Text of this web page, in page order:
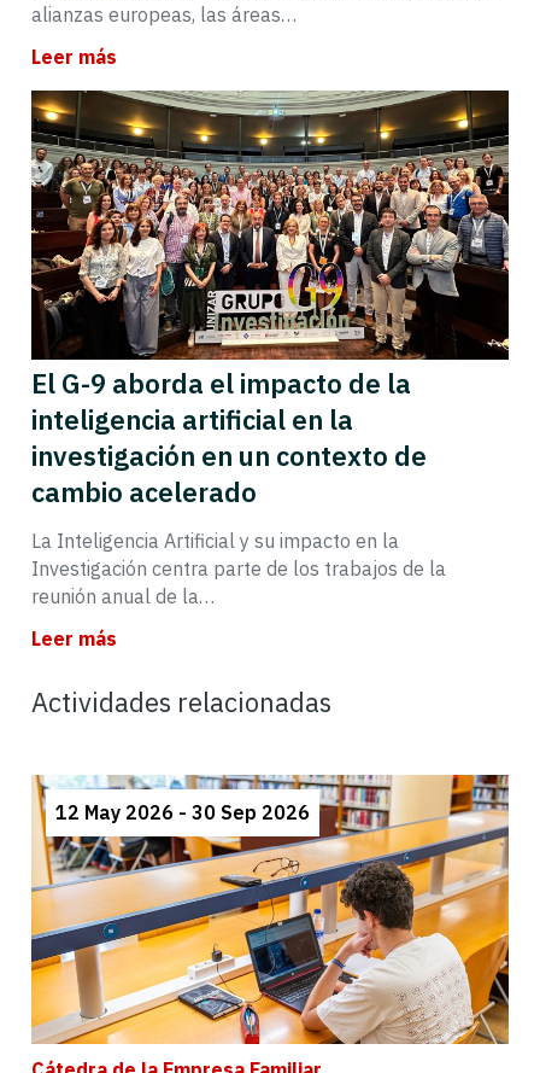
alianzas europeas, las áreas…
Leer más
El G-9 aborda el impacto de la
inteligencia artificial en la
investigación en un contexto de
cambio acelerado
La Inteligencia Artificial y su impacto en la
Investigación centra parte de los trabajos de la
reunión anual de la…
Leer más
Actividades relacionadas
12 May 2026 - 30 Sep 2026